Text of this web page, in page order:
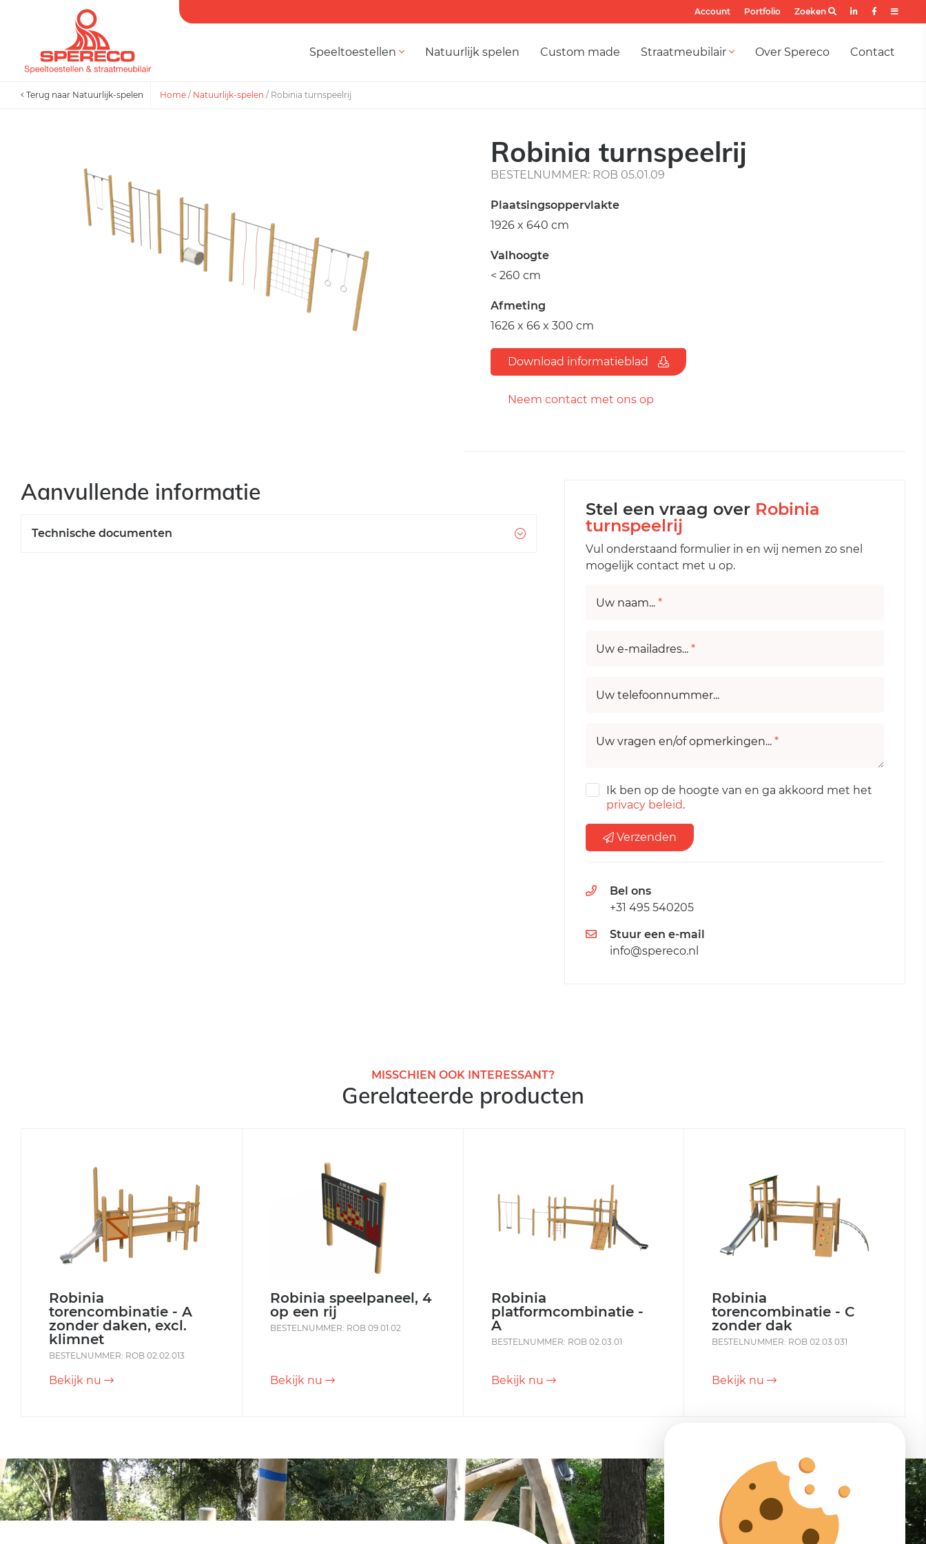
Account Portfolio Zoeken
Speeltoestellen Natuurlijk spelen Custom made Straatmeubilair Over Spereco Contact
Terug naar Natuurlijk-spelen Home / Natuurlijk-spelen / Robinia turnspeelrij
Robinia turnspeelrij
BESTELNUMMER: ROB 05.01.09
Plaatsingsoppervlakte
1926 x 640 cm
Valhoogte
< 260 cm
Afmeting
1626 x 66 x 300 cm
Download informatieblad
Neem contact met ons op
Aanvullende informatie
Technische documenten
Stel een vraag over Robinia
turnspeelrij
Vul onderstaand formulier in en wij nemen zo snel
mogelijk contact met u op.
Uw naam... *
Uw e-mailadres... *
Uw telefoonnummer...
Uw vragen en/of opmerkingen... *
Ik ben op de hoogte van en ga akkoord met het
privacy beleid.
Verzenden
Bel ons
+31 495 540205
Stuur een e-mail
info@spereco.nl
MISSCHIEN OOK INTERESSANT?
Gerelateerde producten
Robinia
torencombinatie - A
zonder daken, excl.
klimnet
BESTELNUMMER: ROB 02.02.013
Bekijk nu
Robinia speelpaneel, 4
op een rij
BESTELNUMMER: ROB 09.01.02
Bekijk nu
Robinia
platformcombinatie -
A
BESTELNUMMER: ROB 02.03.01
Bekijk nu
Robinia
torencombinatie - C
zonder dak
BESTELNUMMER: ROB 02.03.031
Bekijk nu